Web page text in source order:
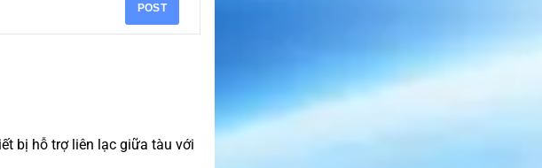
POST
bị hỗ trợ liên lạc giữa tàu với